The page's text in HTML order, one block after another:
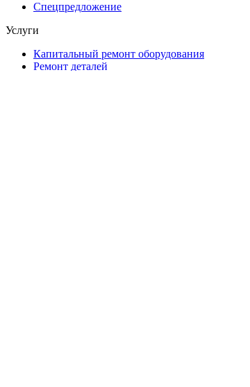
Спецпредложение
Услуги
Капитальный ремонт оборудования
Ремонт деталей